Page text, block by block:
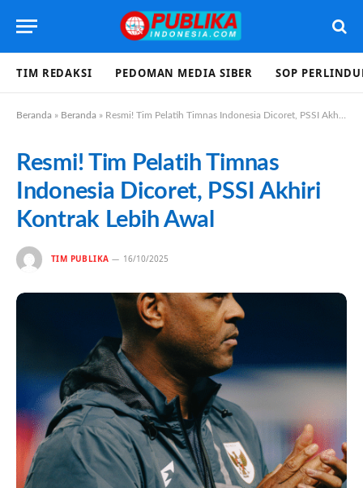
TIM REDAKSI PEDOMAN MEDIA SIBER SOP
Beranda » Beranda » Resmi! Tim Pelatih Timnas Indonesia Dicoret, PSSI Akhiri Kontrak Lebih Awal
Resmi! Tim Pelatih Timnas
Indonesia Dicoret, PSSI Akhiri
Kontrak Lebih Awal
TIM PUBLIKA 16/10/2025